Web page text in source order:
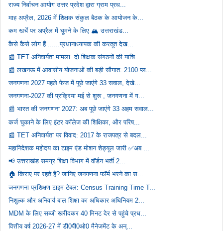
राज्य निर्वाचन आयोग उत्तर प्रदेश द्वारा ग्राम प्रध...
माह अप्रैल, 2026 में शिक्षक संकुल बैठक के आयोजन के...
कम खर्चे पर अप्रैल में घूमने के लिए 🏔️ उत्तराखंड...
कैसे कैसे लोग हैं ......प्रधानाध्यापक की करतूत देख...
📰 TET अनिवार्यता मामला: दो शिक्षक संगठनों की याचि...
📰 लखनऊ में आवासीय योजनाओं की बड़ी सौगात: 2100 प्ल...
जनगणना 2027 पहले फेज में पूछे जाएंगे 33 सवाल, देखे...
जनगणना-2027 की प्रक्रिया मई से शुरू , जनगणना में ग...
📰 भारत की जनगणना 2027: अब पूछे जाएंगे 33 अहम सवाल...
कर्ज चुकाने के लिए इंटर कॉलेज की शिक्षिका, और परिष...
📰 TET अनिवार्यता पर विवाद: 2017 के राजपत्र से बदल...
महानिदेशक महोदय का टाइम एंड मोशन शेड्यूल जारी ✅अब ...
📢 उत्तराखंड समग्र शिक्षा विभाग में वॉर्डन भर्ती 2...
🏠 किराए पर रहते हैं? जानिए जनगणना फॉर्म भरने का स...
जनगणना प्रशिक्षण टाइम टेबल: Census Training Time T...
निशुल्क और अनिवार्य बाल शिक्षा का अधिकार अधिनियम 2...
MDM के लिए सब्जी खरीदकर 40 मिनट देर से पहुंचे प्रध...
वित्तीय वर्ष 2026-27 में डी0पी0ओ0 मैनेजमेंट के अन्...